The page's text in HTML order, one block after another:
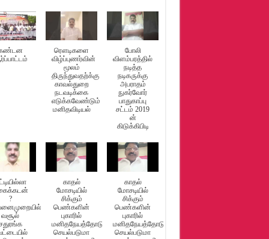
அரசின் கோரிக்கை ஏற்கப்பட்டதால் வழக்கு முடித்து வைப்பு
விசாரணை கோரியும், சாதி வாரி கணக்கெடுப்பை
ரௌடிகளை
விழ்ப்புணர்வின்
மூலம்
திருந்துவதற்க்கு
காவல்துறை
நடவடிக்கை
எடுக்கவேண்டும்
மனிதவிடியல்
போலி
விளம்பரத்தில்
நடித்த
நடிகருக்கு
அபராதம்
நுகர்வோர்
பாதுகாப்பு
சட்டம் 2019
ன்
கிடுக்கிபிடி
?
வசூல்
காதல்
மோசடியில்
சிக்கும்
பெண்களின்
புகாரில்
மனிதநேயத்தோடு
செயல்படுமா
காதல்
மோசடியில்
சிக்கும்
பெண்களின்
புகாரில்
மனிதநேயத்தோடு
செயல்படுமா